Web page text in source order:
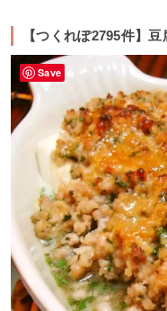
【つくれぽ2795件】
Save